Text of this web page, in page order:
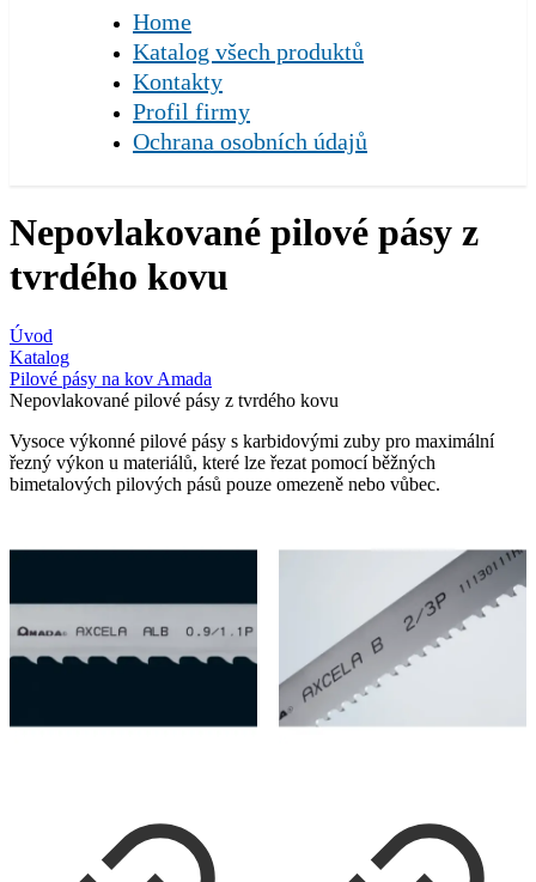
Home
Katalog všech produktů
Kontakty
Profil firmy
Ochrana osobních údajů
Nepovlakované pilové pásy z
tvrdého kovu
Úvod
Katalog
Pilové pásy na kov Amada
Nepovlakované pilové pásy z tvrdého kovu
Vysoce výkonné pilové pásy s karbidovými zuby pro maximální
řezný výkon u materiálů, které lze řezat pomocí běžných
bimetalových pilových pásů pouze omezeně nebo vůbec.